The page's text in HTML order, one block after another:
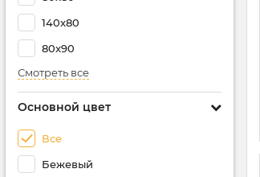
140x80
80x90
Смотреть все
Основной цвет
Все
Бежевый